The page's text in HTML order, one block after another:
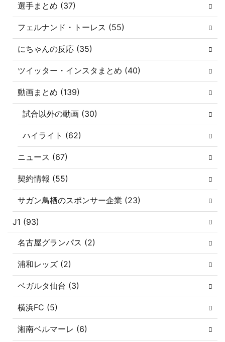
選手まとめ (37)
フェルナンド・トーレス (55)
にちゃんの反応 (35)
ツイッター・インスタまとめ (40)
動画まとめ (139)
試合以外の動画 (30)
ハイライト (62)
ニュース (67)
契約情報 (55)
サガン鳥栖のスポンサー企業 (23)
J1 (93)
名古屋グランパス (2)
浦和レッズ (2)
ベガルタ仙台 (3)
横浜FC (5)
湘南ベルマーレ (6)